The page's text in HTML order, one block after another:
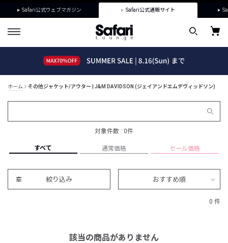
Safari公式ウェブマガジン Safari公式通販サイト
ホーム その他ジャケット/アウター | J&M DAVIDSON (ジェイアンドエムデヴィッドソン)
対象件数 : 0件
すべて 通常価格 セール価格
絞り込み おすすめ順
0 件
該当の商品がありません